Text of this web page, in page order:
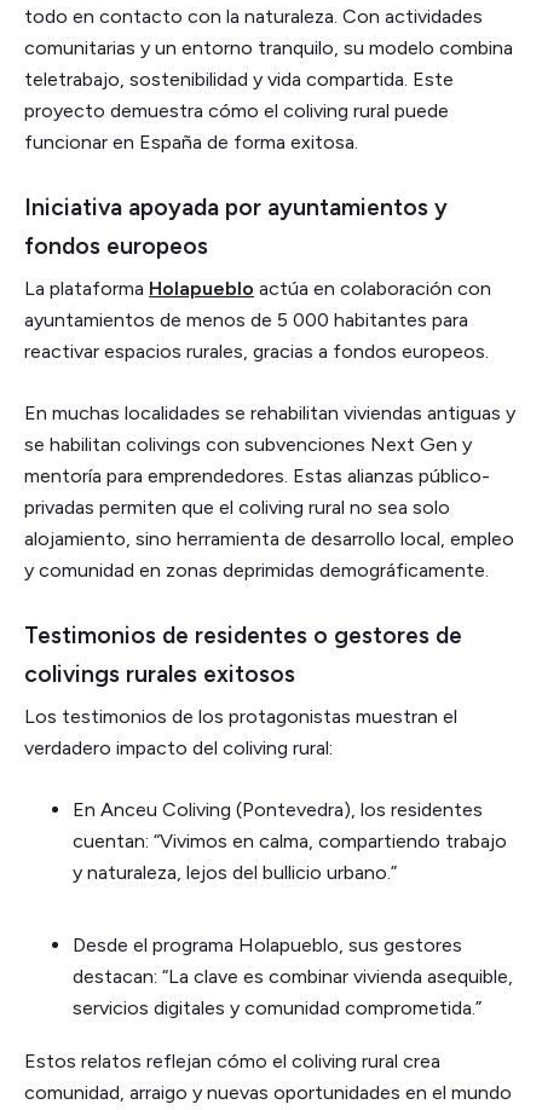
todo en contacto con la naturaleza. Con actividades
comunitarias y un entorno tranquilo, su modelo combina
teletrabajo, sostenibilidad y vida compartida. Este
proyecto demuestra cómo el coliving rural puede
funcionar en España de forma exitosa.
Iniciativa apoyada por ayuntamientos y
fondos europeos
La plataforma Holapueblo actúa en colaboración con
ayuntamientos de menos de 5 000 habitantes para
reactivar espacios rurales, gracias a fondos europeos.
En muchas localidades se rehabilitan viviendas antiguas y
se habilitan colivings con subvenciones Next Gen y
mentoría para emprendedores. Estas alianzas público-
privadas permiten que el coliving rural no sea solo
alojamiento, sino herramienta de desarrollo local, empleo
y comunidad en zonas deprimidas demográficamente.
Testimonios de residentes o gestores de
colivings rurales exitosos
Los testimonios de los protagonistas muestran el
verdadero impacto del coliving rural:
En Anceu Coliving (Pontevedra), los residentes
cuentan: “Vivimos en calma, compartiendo trabajo
y naturaleza, lejos del bullicio urbano.”
Desde el programa Holapueblo, sus gestores
destacan: “La clave es combinar vivienda asequible,
servicios digitales y comunidad comprometida.”
Estos relatos reflejan cómo el coliving rural crea
comunidad, arraigo y nuevas oportunidades en el mundo